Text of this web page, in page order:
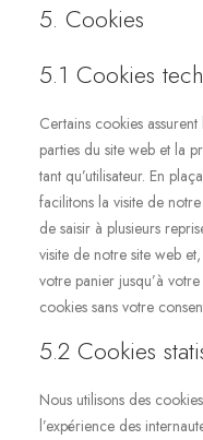
5. Cookies
5.1 Cookies
Certains cookies
parties du site web et la
tant qu’utilisateur. En
facilitons la visite de
de saisir à plusieurs
visite de notre site web
votre panier jusqu’à
cookies sans votre
5.2 Cookies
Nous utilisons des
l’expérience des